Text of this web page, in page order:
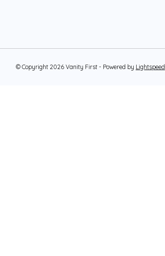
© Copyright 2026 Vanity First - Powered by Lightspeed